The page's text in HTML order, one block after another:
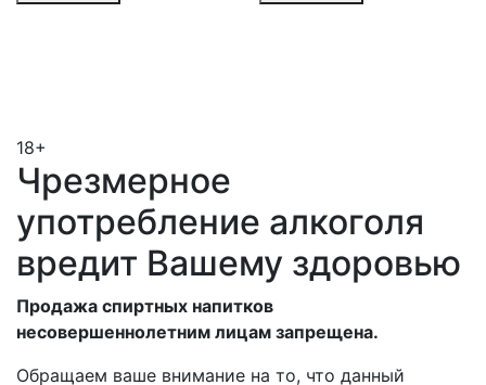
18+
Чрезмерное
употребление алкоголя
вредит Вашему здоровью
Продажа спиртных напитков
несовершеннолетним лицам запрещена.
Обращаем ваше внимание на то, что данный